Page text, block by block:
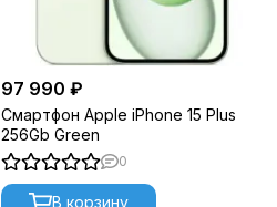
97 990 ₽
Смартфон Apple iPhone 15 Plus
256Gb Green
0
В корзину